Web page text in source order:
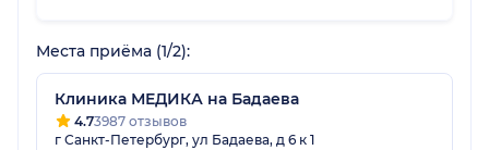
советую. Спасибо большое!
Места приёма (1/2):
Клиника МЕДИКА на Бадаева
4.73987 отзывов
г Санкт-Петербург, ул Бадаева, д 6 к 1